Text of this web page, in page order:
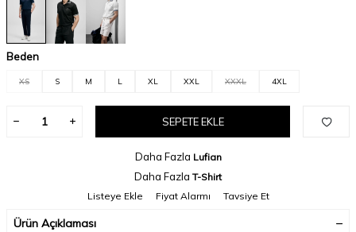
Beden
XS S M L XL XXL XXXL 4XL
SEPETE EKLE
Daha Fazla Lufian
Daha Fazla T-Shirt
Listeye Ekle
Fiyat Alarmı Tavsiye Et
Ürün Açıklaması